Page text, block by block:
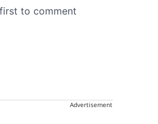
Advertisement